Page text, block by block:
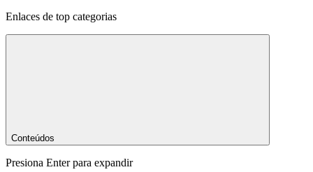
Enlaces de top categorias
Conteúdos
Presiona Enter para expandir